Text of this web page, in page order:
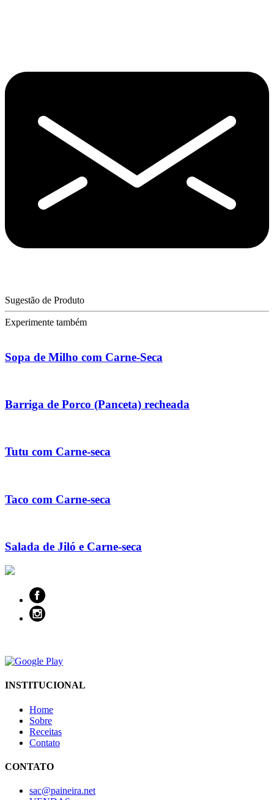
Sugestão de Produto
Experimente também
Sopa de Milho com Carne-Seca
Barriga de Porco (Panceta) recheada
Tutu com Carne-seca
Taco com Carne-seca
Salada de Jiló e Carne-seca
INSTITUCIONAL
Home
Sobre
Receitas
Contato
CONTATO
sac@paineira.net